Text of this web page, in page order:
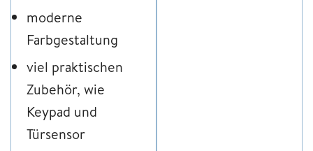
moderne
Farbgestaltung
viel praktischen
Zubehör, wie
Keypad und
Türsensor